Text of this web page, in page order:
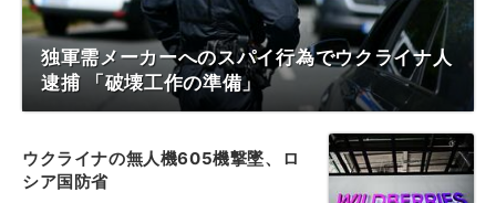
独軍需メーカーへのスパイ行為でウクライナ人
逮捕 「破壊工作の準備」
ウクライナの無人機605機撃墜、ロ
シア国防省